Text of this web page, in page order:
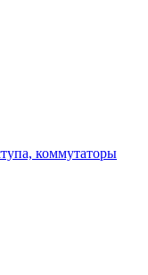
коммутаторы